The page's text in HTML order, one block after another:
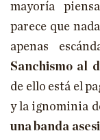
mayoría
parece que
apenas
Sanchismo al
de ello está el
y la ignominia
una banda